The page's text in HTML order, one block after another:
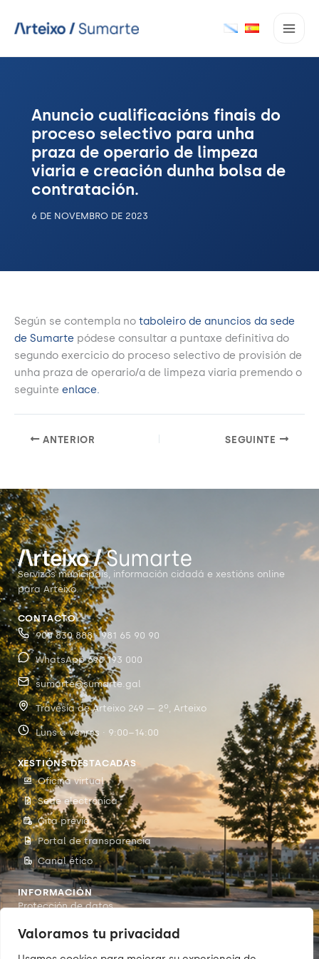
Valoramos tu privacidad
Anuncio cualificacións finais do
proceso selectivo para unha
praza de operario de limpeza
viaria e creación dunha bolsa de
contratación.
6 DE NOVEMBRO DE 2023
Según se contempla no taboleiro de anuncios da sede
de Sumarte pódese consultar a puntaxe definitiva do
segundo exercicio do proceso selectivo de provisión de
unha praza de operario/a de limpeza viaria premendo o
seguinte enlace.
ANTERIOR SEGUINTE
Servizos municipais, información cidadá e xestións online
para Arteixo.
CONTACTO
900 830 888 · 981 65 90 90
WhatsApp 698 193 000
sumarte@sumarte.gal
Travesía de Arteixo 249 — 2º, Arteixo
Luns a venres · 9:00–14:00
XESTIÓNS DESTACADAS
Oficina virtual
Sede electrónica
Cita previa
Portal de transparencia
Canal ético
INFORMACIÓN
Protección de datos
Aviso legal